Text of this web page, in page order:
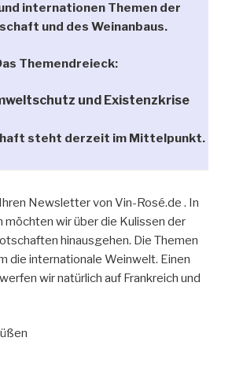
internationen Themen der
und des Weinanbaus.
Themendreieck:
und Existenzkrise
steht derzeit im Mittelpunkt.
Newsletter von Vin-Rosé.de . In
möchten wir über die Kulissen der
hinausgehen. Die Themen
die internationale Weinwelt. Einen
wir natürlich auf Frankreich und